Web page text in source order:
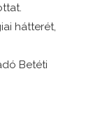
hátterét,
Betéti